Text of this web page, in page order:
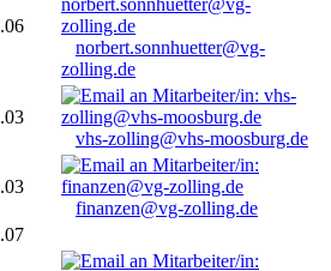
norbert.sonnhuetter@vg-
zolling.de
vhs-zolling@vhs-moosburg.de
finanzen@vg-zolling.de